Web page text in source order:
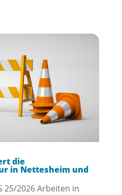
die
in Nettesheim und
25/2026 Arbeiten in